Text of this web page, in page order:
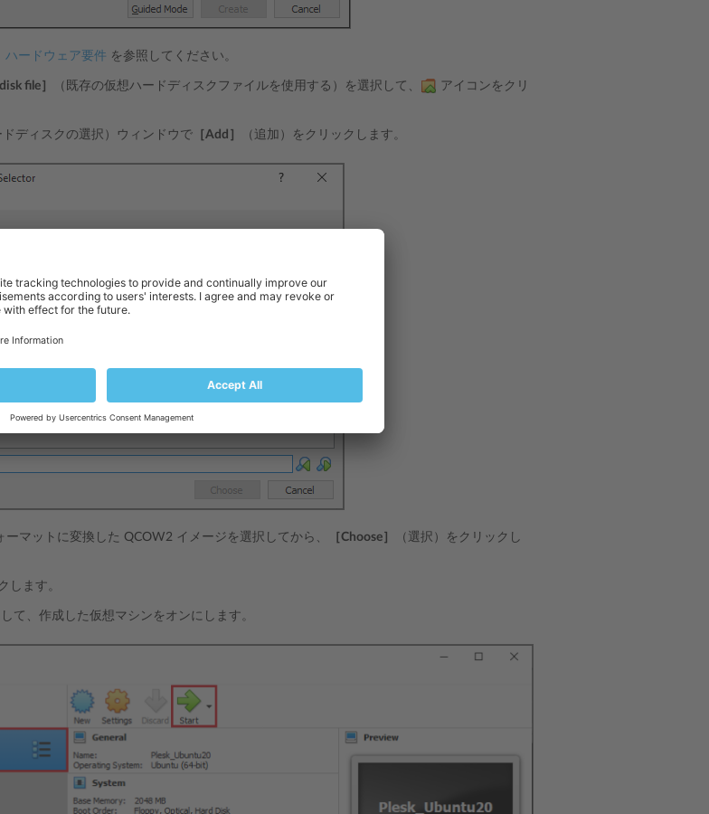
ハードウェア要件 を参照してください。
file］ （既存の仮想ハードディスクファイルを使用する）を選択して、
アイコンをクリ
ドディスクの選択）ウィンドウで ［Add］ （追加）をクリックします。
マットに変換した QCOW2 イメージを選択してから、 ［Choose］
（選択）をクリックし
します。
て、作成した仮想マシンをオンにします。